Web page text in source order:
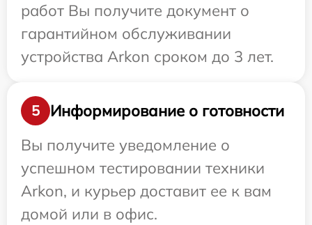
работ Вы получите документ о
гарантийном обслуживании
устройства Arkon сроком до 3 лет.
5
Информирование о готовности
Вы получите уведомление о
успешном тестировании техники
Arkon, и курьер доставит ее к вам
домой или в офис.